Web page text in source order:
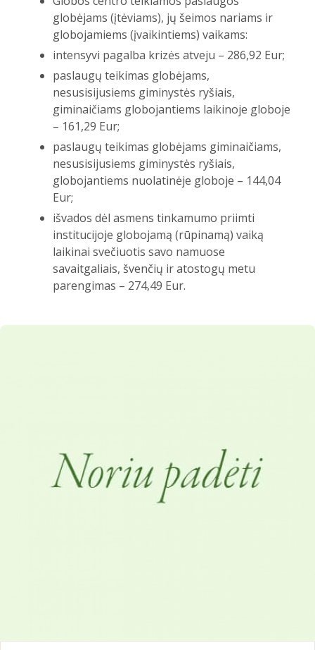
globėjams (įtėviams), jų šeimos nariams ir
globojamiems (įvaikintiems) vaikams:
intensyvi pagalba krizės atveju – 286,92 Eur;
paslaugų teikimas globėjams,
nesusisijusiems giminystės ryšiais,
giminaičiams globojantiems laikinoje globoje
– 161,29 Eur;
paslaugų teikimas globėjams giminaičiams,
nesusisijusiems giminystės ryšiais,
globojantiems nuolatinėje globoje – 144,04
Eur;
išvados dėl asmens tinkamumo priimti
institucijoje globojamą (rūpinamą) vaiką
laikinai svečiuotis savo namuose
savaitgaliais, švenčių ir atostogų metu
parengimas – 274,49 Eur.